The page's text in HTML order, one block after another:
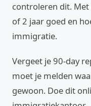
controleren dit. Met
of 2 jaar goed en
immigratie.
Vergeet je 90-day
moet je melden
gewoon. Doe dit